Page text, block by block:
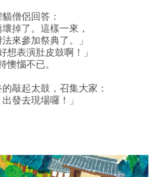
僧侶回答：
壞掉了。這樣一來，
來參加祭典了。」
想表演肚皮鼓啊！」
懊惱不已。
敲起太鼓，召集大家：
出發去現場囉！」